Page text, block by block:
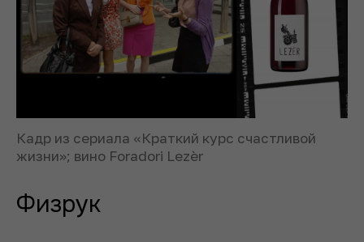
Кадр из сериала «Краткий курс счастливой
жизни»; вино Foradori Lezèr
Физрук